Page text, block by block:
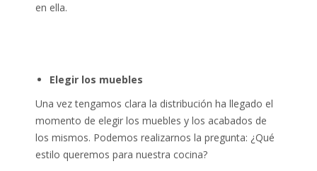
en ella.
Elegir los muebles
Una vez tengamos clara la distribución ha llegado el
momento de elegir los muebles y los acabados de
los mismos. Podemos realizarnos la pregunta: ¿Qué
estilo queremos para nuestra cocina?